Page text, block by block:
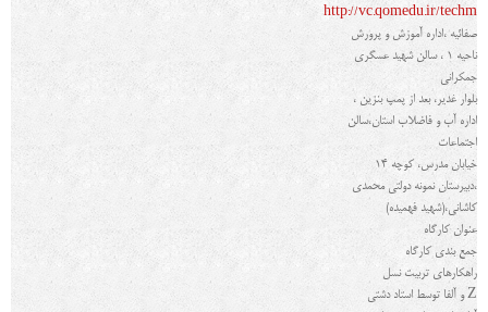
http://vc.qomedu.ir/techm
صفائیه ،اداره آموزش و پرورش
ناحیه 1 ، سالن شهید عسگری
جمکرانی
بلوار غدیر، بعد از پمپ بنزین ،
اداره آب و فاضلاب استان،سالن
اجتماعات
خیابان مدرس، کوچه 14
،دبیرستان نمونه دولتی محمدی
کاشانی،(شهید فهمیده)
عنوان کارگاه
جمع بندی کارگاه
راهکارهای تربیت نسل
Zو آلفا توسط استاد دشتی